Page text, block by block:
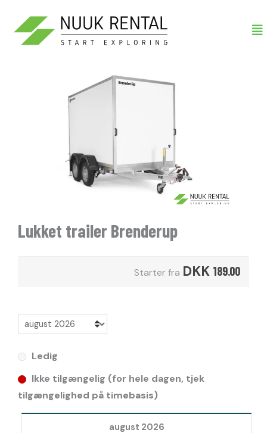
indholdet
Lukket trailer Brenderup
Starter fra DKK 189.00
Ledig
Ikke tilgængelig (for hele dagen, tjek
tilgængelighed på timebasis)
august 2026